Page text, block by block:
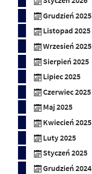
Grudzień 2025
Listopad 2025
Wrzesień 2025
Sierpień 2025
Lipiec 2025
Czerwiec 2025
Maj 2025
Kwiecień 2025
Luty 2025
Styczeń 2025
Grudzień 2024